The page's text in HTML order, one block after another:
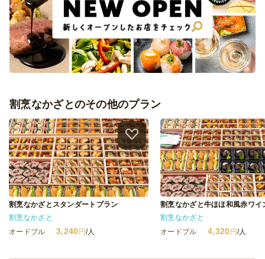
割烹なかざとのその他のプラン
割烹なかざとスタンダートプラン
割烹なかざと
オードブル
3,240 円/人
割烹なかざと牛ほほ和風赤ワイ
割烹なかざと
オードブル
4,320 円/人